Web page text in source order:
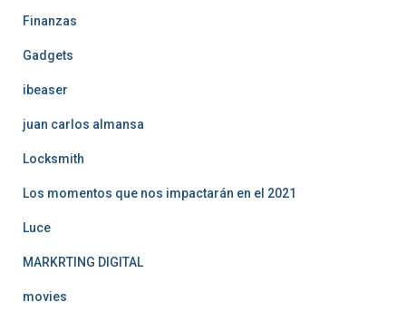
Finanzas
Gadgets
ibeaser
juan carlos almansa
Locksmith
Los momentos que nos impactarán en el 2021
Luce
MARKRTING DIGITAL
movies